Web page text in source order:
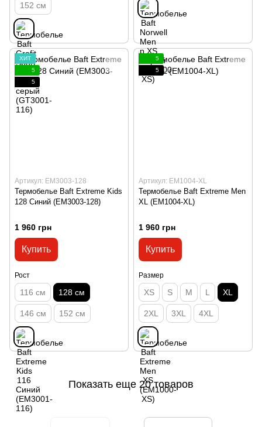
152 см
ХИТ
5
5
Артикул: EM3003-128
Термобелье Baft Extreme Kids
128 Синий (EM3003-128)
1 960 грн
Купить
Рост
116 см 128 см
146 см 152 см
5
5
Артикул: EM1004-XL
Термобелье Baft Extreme Men
XL (EM1004-XL)
1 960 грн
Купить
Размер
XS S M L XL
2XL 3XL 4XL
Показать еще 20 товаров